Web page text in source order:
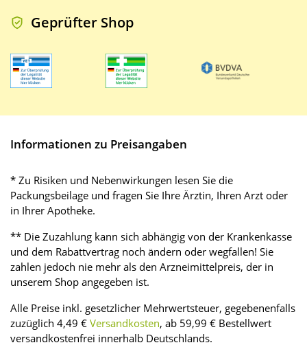
Geprüfter Shop
Informationen zu Preisangaben
* Zu Risiken und Nebenwirkungen lesen Sie die
Packungsbeilage und fragen Sie Ihre Ärztin, Ihren Arzt oder
in Ihrer Apotheke.
** Die Zuzahlung kann sich abhängig von der Krankenkasse
und dem Rabattvertrag noch ändern oder wegfallen! Sie
zahlen jedoch nie mehr als den Arzneimittelpreis, der in
unserem Shop angegeben ist.
Alle Preise inkl. gesetzlicher Mehrwertsteuer, gegebenenfalls
zuzüglich 4,49 € Versandkosten, ab 59,99 € Bestellwert
versandkostenfrei innerhalb Deutschlands.